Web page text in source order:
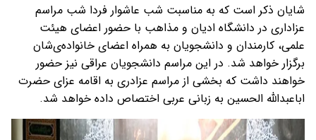
شایان ذکر است که به مناسبت شب عاشوار فردا شب مراسم
عزاداری در دانشگاه‌ ادیان و مذاهب با حضور اعضای هیئت
علمی، کارمندان و دانشجویان به همراه اعضای خانواده‌ی‌شان
برگزار خواهد شد. در این مراسم دانشجویان عراقی نیز حضور
خواهند داشت که بخشی از مراسم عزادری به اقامه عزای حضرت
اباعبدالله الحسین به زبانی عربی اختصاص داده خواهد شد.